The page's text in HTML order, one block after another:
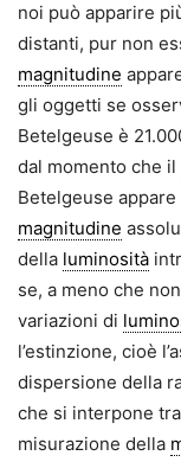
noi può apparire
distanti, pur non
magnitudine
gli oggetti se
Betelgeuse è
dal momento che il
Betelgeuse
magnitudine
della luminosità
se, a meno che
variazioni di
l’estinzione, cioè
dispersione della
che si interpone
misurazione della